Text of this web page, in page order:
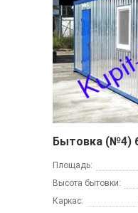
Бытовка (№4)
Площадь:
Высота бытовки:
Каркас: